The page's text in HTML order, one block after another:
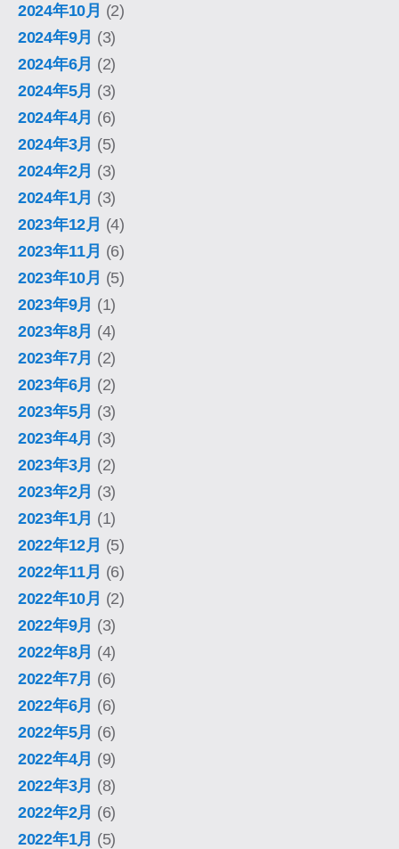
2024年10月 (2)
2024年9月 (3)
2024年6月 (2)
2024年5月 (3)
2024年4月 (6)
2024年3月 (5)
2024年2月 (3)
2024年1月 (3)
2023年12月 (4)
2023年11月 (6)
2023年10月 (5)
2023年9月 (1)
2023年8月 (4)
2023年7月 (2)
2023年6月 (2)
2023年5月 (3)
2023年4月 (3)
2023年3月 (2)
2023年2月 (3)
2023年1月 (1)
2022年12月 (5)
2022年11月 (6)
2022年10月 (2)
2022年9月 (3)
2022年8月 (4)
2022年7月 (6)
2022年6月 (6)
2022年5月 (6)
2022年4月 (9)
2022年3月 (8)
2022年2月 (6)
2022年1月 (5)